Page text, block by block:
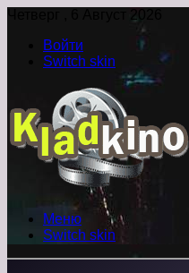
Четверг , 6 Август 2026
Войти
Switch skin
Меню
Switch skin